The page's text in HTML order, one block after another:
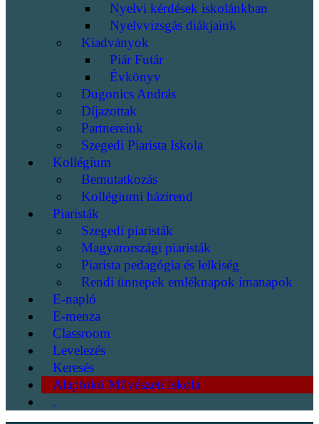
Nyelvi kérdések iskolánkban
Nyelvvizsgás diákjaink
Kiadványok
Piár Futár
Évkönyv
Dugonics András
Díjazottak
Partnereink
Szegedi Piarista Iskola
Kollégium
Bemutatkozás
Kollégiumi házirend
Piaristák
Szegedi piaristák
Magyarországi piaristák
Piarista pedagógia és lelkiség
Rendi ünnepek emléknapok imanapok
E-napló
E-menza
Classroom
Levelezés
Keresés
Alapfokú Művészeti Iskola
.